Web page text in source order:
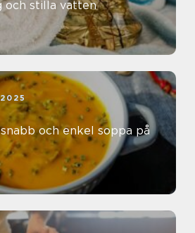
och stilla vatten
och enkel soppa på